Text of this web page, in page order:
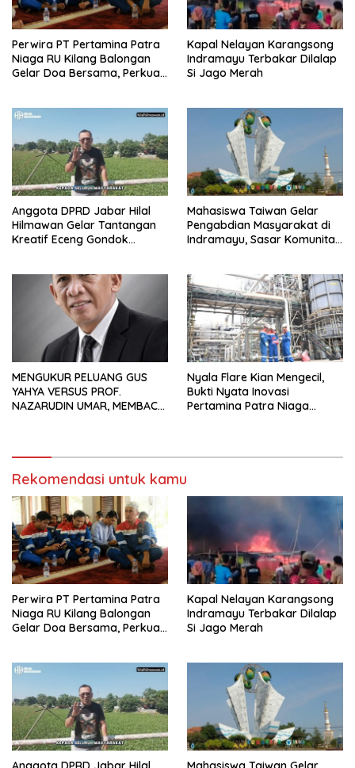
Perwira PT Pertamina Patra
Niaga RU Kilang Balongan
Gelar Doa Bersama, Perkuat
Kapal Nelayan Karangsong
Indramayu Terbakar Dilalap
Si Jago Merah
Anggota DPRD Jabar Hilal
Hilmawan Gelar Tantangan
Kreatif Eceng Gondok
Mahasiswa Taiwan Gelar
Pengabdian Masyarakat di
Indramayu, Sasar Komunitas
MENGUKUR PELUANG GUS
YAHYA VERSUS PROF.
NAZARUDIN UMAR, MEMBACA
Nyala Flare Kian Mengecil,
Bukti Nyata Inovasi
Pertamina Patra Niaga
Rekomendasi untuk kamu
Perwira PT Pertamina Patra
Niaga RU Kilang Balongan
Gelar Doa Bersama, Perkuat
Kapal Nelayan Karangsong
Indramayu Terbakar Dilalap
Si Jago Merah